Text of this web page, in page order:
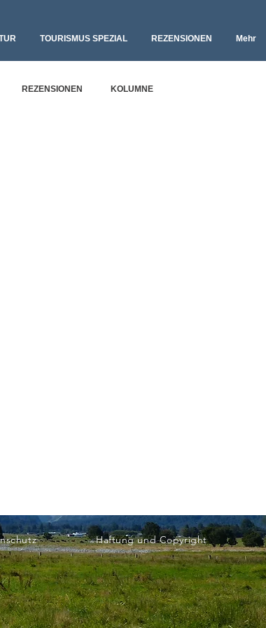
TOURISMUS SPEZIAL REZENSIONEN Mehr‎
REZENSIONEN KOLUMNE
Haftung und Copyright